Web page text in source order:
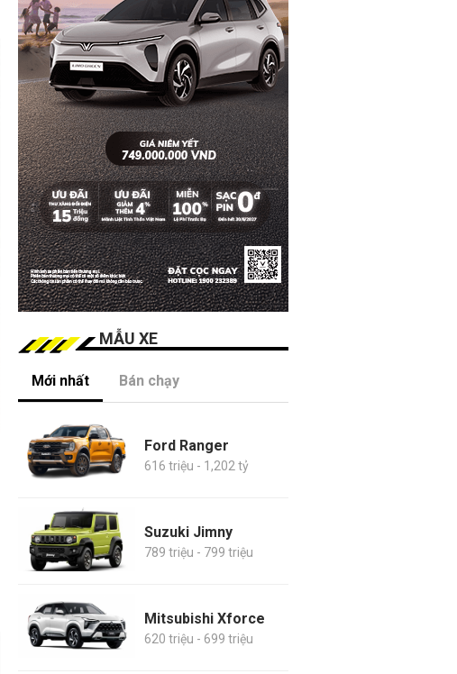
MẪU XE
Mới nhất Bán chạy
Ford Ranger
616 triệu - 1,202 tỷ
Suzuki Jimny
789 triệu - 799 triệu
Mitsubishi Xforce
620 triệu - 699 triệu